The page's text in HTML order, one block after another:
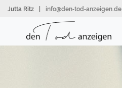
zumJutta Ritz info@den‑tod‑anzeigen.de